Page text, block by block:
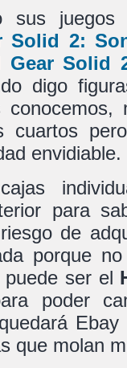
sus juegos
Solid 2:
Gear Solid
digo
cuartos
envidiable.
para
de
porque
ser el
poder
que molan